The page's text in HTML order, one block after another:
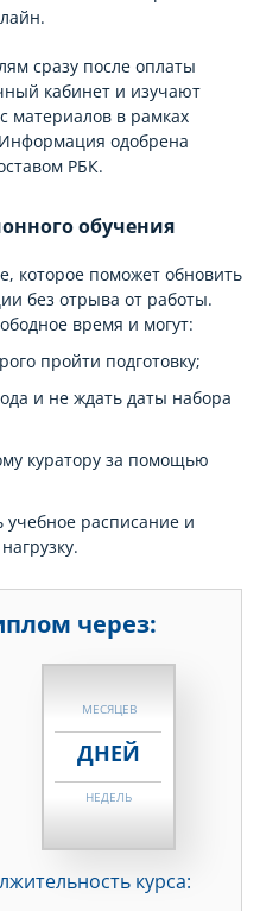
сразу после оплаты
кабинет и изучают
материалов в рамках
одобрена
РБК.
обучения
которое поможет обновить
без отрыва от работы.
время и могут:
пройти подготовку;
и не ждать даты набора
куратору за помощью
учебное расписание и
через:
НЕДЕЛЬ
МЕСЯЦЕВ
ДНЕЙ
НЕДЕЛЬ
ДНЕЙ курса: